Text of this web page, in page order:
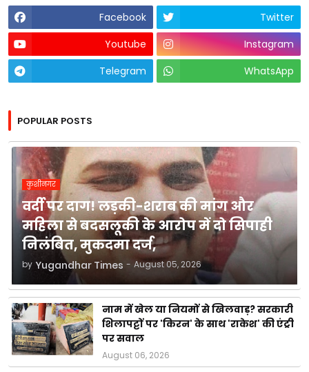
Facebook
Twitter
Youtube
Instagram
Telegram
WhatsApp
POPULAR POSTS
कुशीनगर
वर्दी पर दाग! लड़की-शराब की मांग और
महिला से बदसलूकी के आरोप में दो सिपाही
निलंबित, मुकदमा दर्ज,
by Yugandhar Times - August 05, 2026
नाम में खेल या नियमों से खिलवाड़? सरकारी
शिलापट्टों पर 'किरन' के साथ 'राकेश' की एंट्री
पर सवाल
August 06, 2026